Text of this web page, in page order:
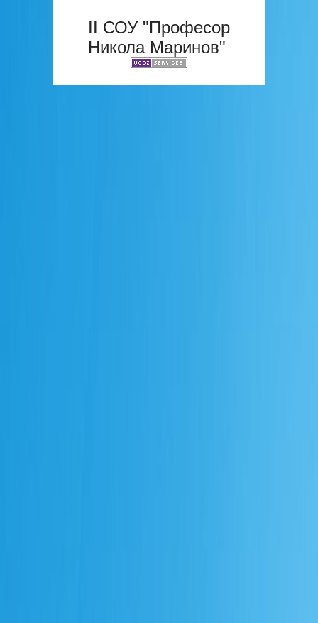
II СОУ "Професор
Никола Маринов"